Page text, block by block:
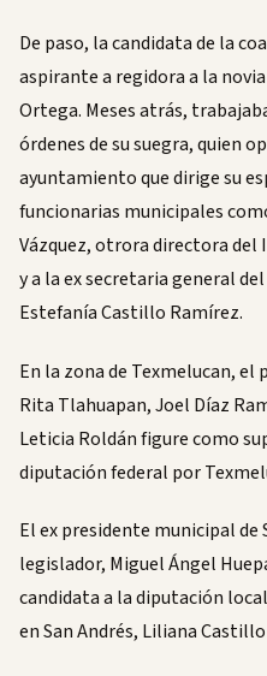
De paso, la candidata de la
aspirante a regidora a la
Ortega. Meses atrás,
órdenes de su suegra, quien
ayuntamiento que dirige su
funcionarias municipales
Vázquez, otrora directora
y a la ex secretaria general
Estefanía Castillo Ramírez.
En la zona de Texmelucan,
Rita Tlahuapan, Joel Díaz
Leticia Roldán figure como
diputación federal por
El ex presidente municipal de
legislador, Miguel Ángel
candidata a la diputación
en San Andrés, Liliana